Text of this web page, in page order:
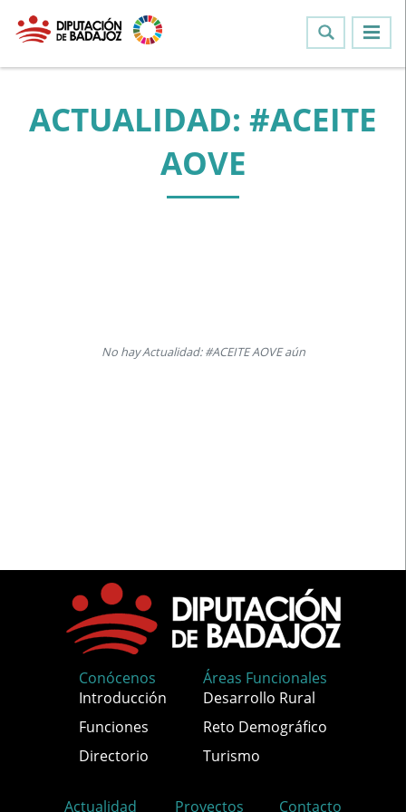
ACTUALIDAD: #ACEITE
AOVE
No hay Actualidad: #ACEITE AOVE aún
Conócenos
Introducción
Funciones
Directorio
Áreas Funcionales
Desarrollo Rural
Reto Demográfico
Turismo
Actualidad Proyectos Contacto